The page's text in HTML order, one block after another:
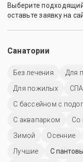
Выберите
оставьте заявку на
Санатории
Без лечения Для
Для пожилых
С бассейном с
С аквапарком
Со
Зимой
Осенние
Лучшие
С